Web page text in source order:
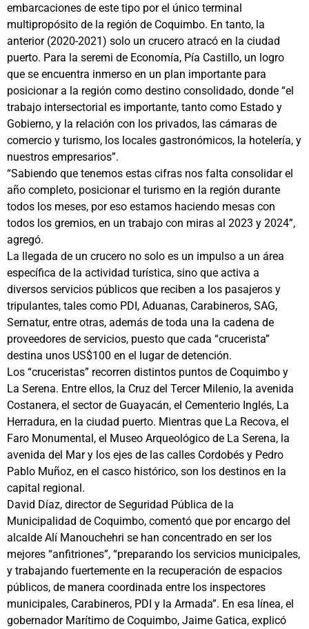
embarcaciones de este tipo por el único terminal
multipropósito de la región de Coquimbo. En tanto, la
anterior (2020-2021) solo un crucero atracó en la ciudad
puerto. Para la seremi de Economía, Pía Castillo, un logro
que se encuentra inmerso en un plan importante para
posicionar a la región como destino consolidado, donde “el
trabajo intersectorial es importante, tanto como Estado y
Gobierno, y la relación con los privados, las cámaras de
comercio y turismo, los locales gastronómicos, la hotelería, y
nuestros empresarios”.
“Sabiendo que tenemos estas cifras nos falta consolidar el
año completo, posicionar el turismo en la región durante
todos los meses, por eso estamos haciendo mesas con
todos los gremios, en un trabajo con miras al 2023 y 2024”,
agregó.
La llegada de un crucero no solo es un impulso a un área
específica de la actividad turística, sino que activa a
diversos servicios públicos que reciben a los pasajeros y
tripulantes, tales como PDI, Aduanas, Carabineros, SAG,
Sernatur, entre otras, además de toda una la cadena de
proveedores de servicios, puesto que cada “crucerista”
destina unos US$100 en el lugar de detención.
Los “cruceristas” recorren distintos puntos de Coquimbo y
La Serena. Entre ellos, la Cruz del Tercer Milenio, la avenida
Costanera, el sector de Guayacán, el Cementerio Inglés, La
Herradura, en la ciudad puerto. Mientras que La Recova, el
Faro Monumental, el Museo Arqueológico de La Serena, la
avenida del Mar y los ejes de las calles Cordobés y Pedro
Pablo Muñoz, en el casco histórico, son los destinos en la
capital regional.
David Díaz, director de Seguridad Pública de la
Municipalidad de Coquimbo, comentó que por encargo del
alcalde Alí Manouchehri se han concentrado en ser los
mejores “anfitriones”, “preparando los servicios municipales,
y trabajando fuertemente en la recuperación de espacios
públicos, de manera coordinada entre los inspectores
municipales, Carabineros, PDI y la Armada”. En esa línea, el
gobernador Marítimo de Coquimbo, Jaime Gatica, explicó